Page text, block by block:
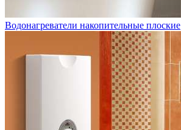
Водонагреватели накопительные плоские